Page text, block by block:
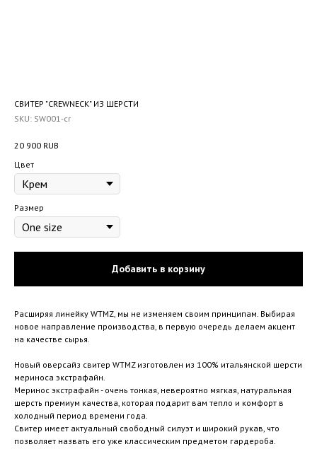
СВИТЕР "CREWNECK" ИЗ ШЕРСТИ
SKU: SW001-cr
20 900 RUB
Цвет
Размер
Добавить в корзину
Расширяя линейку WTMZ, мы не изменяем своим принципам. Выбирая
новое направление производства, в первую очередь делаем акцент
на качестве сырья.
Новый оверсайз свитер WTMZ изготовлен из 100% итальянской шерсти
мериноса экстрафайн.
Меринос экстрафайн - очень тонкая, невероятно мягкая, натуральная
шерсть премиум качества, которая подарит вам тепло и комфорт в
холодный период времени года.
Свитер имеет актуальный свободный силуэт и широкий рукав, что
позволяет назвать его уже классическим предметом гардероба.